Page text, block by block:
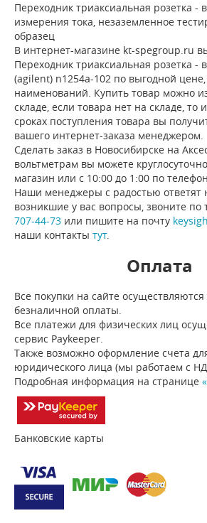
Переходник триаксиальная розетка -
измерения тока, незаземленное
образец
В интернет-магазине kt-spegroup.ru
Переходник триаксиальная розетка -
(agilent) n1254a-102 по выгодной
наименований. Купить товар можно
складе, если товара нет на складе,
сроках поступления товара вы
вашего интернет-заказа менеджером.
Сделать заказ в Новосибирске на
вольтметрам вы можете
магазин или с 10:00 до 1:00 по
Наши менеджеры с радостью ответят
возникшие у вас вопросы, звоните по
707-44-73 или пишите на почту
наши контакты тут.
Оплата
Все покупки на сайте
безналичной оплаты.
Все платежи для физических лиц
сервис Paykeeper.
Также возможно оформление счета
юридического лица (мы работаем с
Подробная информация на странице
Банковские карты